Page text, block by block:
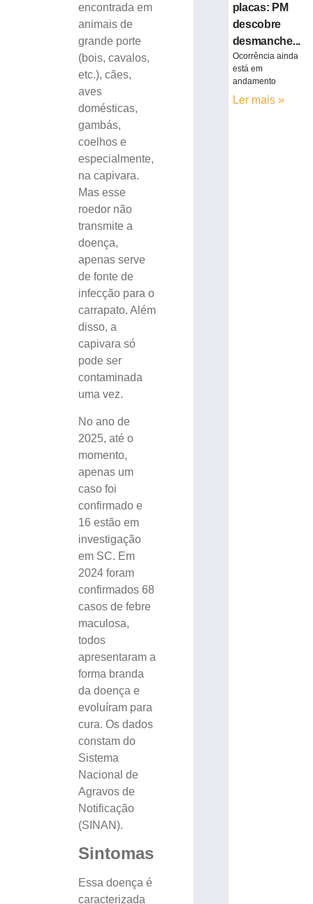
encontrada em
animais de
grande porte
(bois, cavalos,
etc.), cães,
aves
domésticas,
gambás,
coelhos e
especialmente,
na capivara.
Mas esse
roedor não
transmite a
doença,
apenas serve
de fonte de
infecção para o
carrapato. Além
disso, a
capivara só
pode ser
contaminada
uma vez.
No ano de
2025, até o
momento,
apenas um
caso foi
confirmado e
16 estão em
investigação
em SC. Em
2024 foram
confirmados 68
casos de febre
maculosa,
todos
apresentaram a
forma branda
da doença e
evoluíram para
cura. Os dados
constam do
Sistema
Nacional de
Agravos de
Notificação
(SINAN).
Sintomas
Essa doença é
caracterizada
placas: PM
descobre
desmanche...
Ocorrência ainda
está em
andamento
Ler mais »